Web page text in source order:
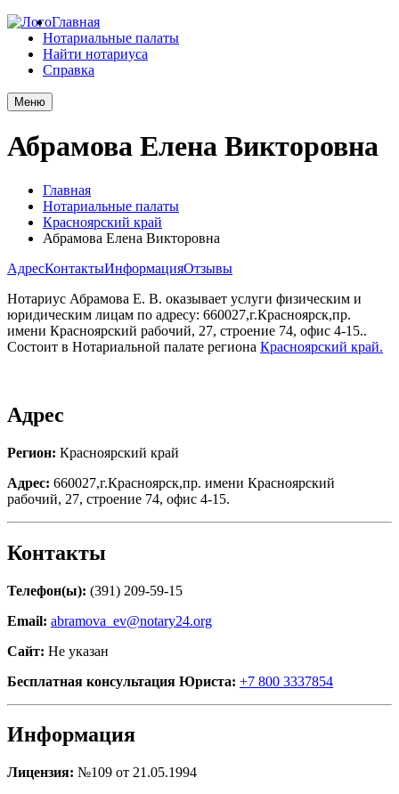
Главная
Нотариальные палаты
Найти нотариуса
Справка
Меню
Абрамова Елена Викторовна
Главная
Нотариальные палаты
Красноярский край
Абрамова Елена Викторовна
АдресКонтактыИнформацияОтзывы
Нотариус Абрамова Е. В. оказывает услуги физическим и
юридическим лицам по адресу: 660027,г.Красноярск,пр.
имени Красноярский рабочий, 27, строение 74, офис 4-15..
Состоит в Нотариальной палате региона Красноярский край.
Адрес
Регион: Красноярский край
Адрес: 660027,г.Красноярск,пр. имени Красноярский
рабочий, 27, строение 74, офис 4-15.
Контакты
Телефон(ы): (391) 209-59-15
Email: abramova_ev@notary24.org
Сайт: Не указан
Бесплатная консультация Юриста: +7 800 3337854
Информация
Лицензия: №109 от 21.05.1994